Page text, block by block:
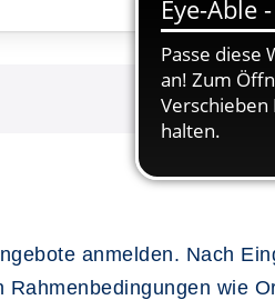
anmelden. Nach
wie